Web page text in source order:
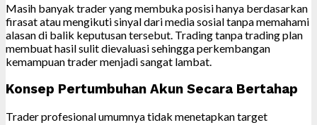
Masih banyak trader yang membuka posisi hanya berdasarkan
firasat atau mengikuti sinyal dari media sosial tanpa memahami
alasan di balik keputusan tersebut. Trading tanpa trading plan
membuat hasil sulit dievaluasi sehingga perkembangan
kemampuan trader menjadi sangat lambat.
Konsep Pertumbuhan Akun Secara Bertahap
Trader profesional umumnya tidak menetapkan target